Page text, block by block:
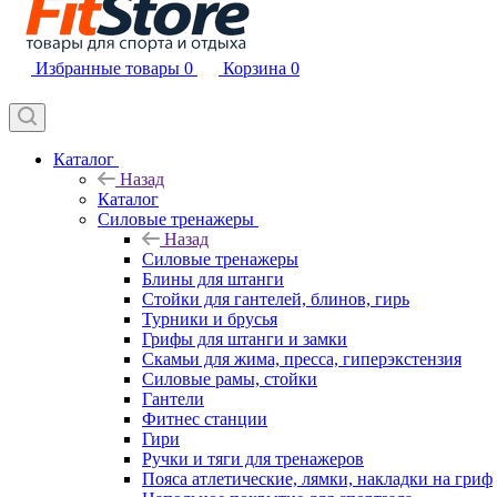
Избранные товары 0 Корзина 0
Каталог
Назад
Каталог
Силовые тренажеры
Назад
Силовые тренажеры
Блины для штанги
Стойки для гантелей, блинов, гирь
Турники и брусья
Грифы для штанги и замки
Скамьи для жима, пресса, гиперэкстензия
Силовые рамы, стойки
Гантели
Фитнес станции
Гири
Ручки и тяги для тренажеров
Пояса атлетические, лямки, накладки на гриф